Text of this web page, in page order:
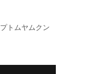
トムヤムクン